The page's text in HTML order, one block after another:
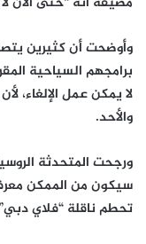
وأوضحت أن كثيرين
برامجهم السياحية
لا يمكن عمل الإلغاء،
والأحد.
ورجحت المتحدثة
سيكون من الممكن
تحطم ناقلة “فلاي